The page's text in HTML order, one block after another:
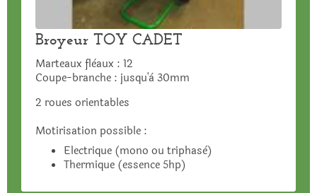
Broyeur TOY CADET
Marteaux flèaux : 12
Coupe-branche : jusqu'à 30mm
2 roues orientables
Motirisation possible :
Electrique (mono ou triphasè)
Thermique (essence 5hp)